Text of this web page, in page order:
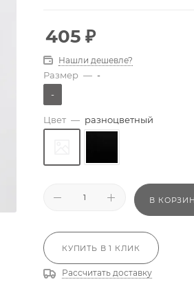
405 ₽
Нашли дешевле?
Размер — -
-
Цвет — разноцветный
В
КУПИТЬ В 1 КЛИК
Рассчитать доставку